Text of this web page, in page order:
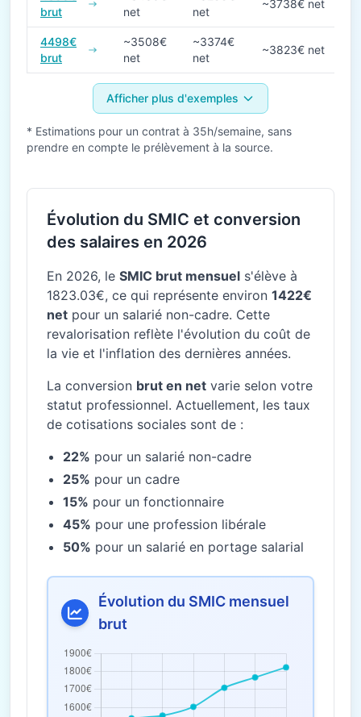
brut
net
net
~3738€ net
4498€
brut
~3508€
net
~3374€
net
~3823€ net
Afficher plus d'exemples
* Estimations pour un contrat à 35h/semaine, sans
prendre en compte le prélèvement à la source.
Évolution du SMIC et conversion
des salaires en 2026
En 2026, le SMIC brut mensuel s'élève à
1823.03€, ce qui représente environ 1422€
net pour un salarié non-cadre. Cette
revalorisation reflète l'évolution du coût de
la vie et l'inflation des dernières années.
La conversion brut en net varie selon votre
statut professionnel. Actuellement, les taux
de cotisations sociales sont de :
22% pour un salarié non-cadre
25% pour un cadre
15% pour un fonctionnaire
45% pour une profession libérale
50% pour un salarié en portage salarial
Évolution du SMIC mensuel
brut